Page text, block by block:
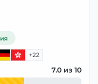
+22
7.0